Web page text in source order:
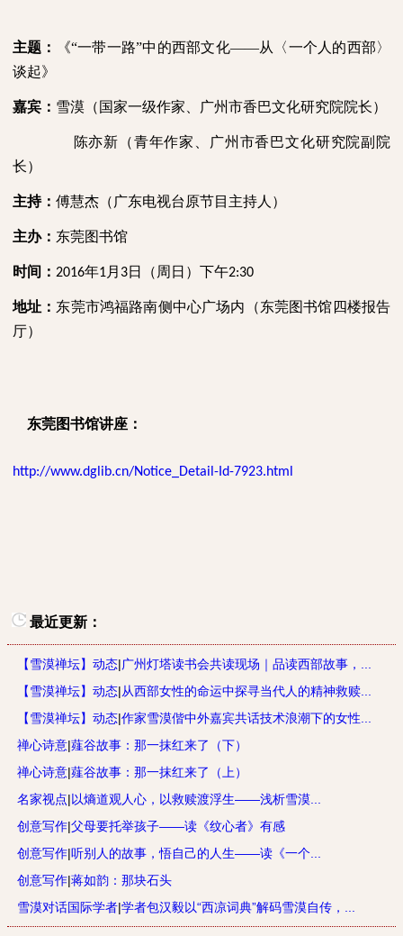
主题： 《“一带一路”中的西部文化——从 〈一个人的西部〉
谈起》
嘉宾： 雪漠（国家一级作家、广州市香巴文化研究院院长）
陈亦新（青年作家、广州市香巴文化研究院副院
长）
主持： 傅慧杰（广东电视台原节目主持人）
主办： 东莞图书馆
时间： 2016年1月 3日（周日）下午2:30
地址： 东莞市鸿福路南侧中心广场内（东莞图书馆四楼报告
厅）
东莞图书馆讲座：
http://www.dglib.cn/Notice_Detail-Id-7923.html
最近更新：
【雪漠禅坛】动态|广州灯塔读书会共读现场｜品读西部故事，...
【雪漠禅坛】动态|从西部女性的命运中探寻当代人的精神救赎...
【雪漠禅坛】动态|作家雪漠偕中外嘉宾共话技术浪潮下的女性...
禅心诗意|薤谷故事：那一抹红来了（下）
禅心诗意|薤谷故事：那一抹红来了（上）
名家视点|以熵道观人心，以救赎渡浮生——浅析雪漠...
创意写作|父母要托举孩子——读《纹心者》有感
创意写作|听别人的故事，悟自己的人生——读《一个...
创意写作|蒋如韵：那块石头
雪漠对话国际学者|学者包汉毅以“西凉词典”解码雪漠自传，...